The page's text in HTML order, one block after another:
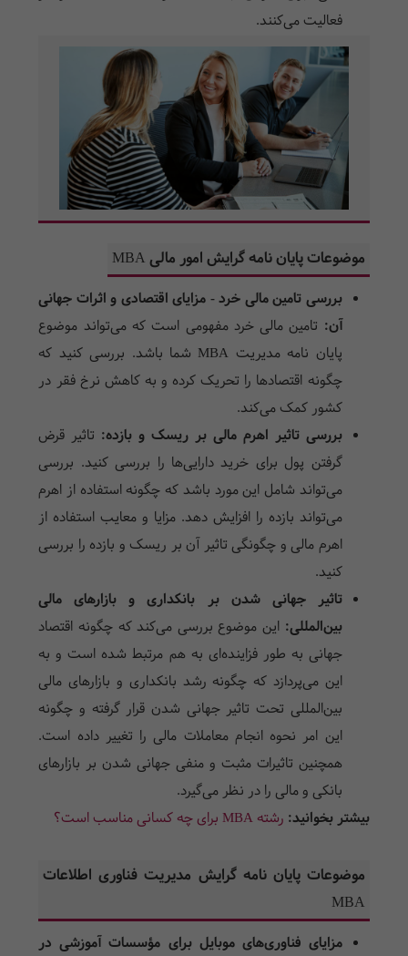
فعالیت می‌کنند.
موضوعات پایان نامه گرایش امور مالی MBA
بررسی تامین مالی خرد - مزایای اقتصادی و اثرات جهانی
آن: تامین مالی خرد مفهومی است که می‌تواند موضوع
پایان نامه مدیریت MBA
شما باشد. بررسی کنید که
چگونه اقتصادها را تحریک کرده و به کاهش نرخ فقر در
کشور کمک می‌کند.
بررسی تاثیر اهرم مالی بر ریسک و بازده: تاثیر قرض
گرفتن پول برای خرید دارایی‌ها را بررسی کنید. بررسی
می‌تواند شامل این مورد باشد که چگونه استفاده از اهرم
می‌تواند بازده را افزایش دهد. مزایا و معایب استفاده از
اهرم مالی و چگونگی تاثیر آن بر ریسک و بازده را بررسی
کنید.
تاثیر جهانی شدن بر بانکداری و بازارهای مالی
بین‌المللی: این موضوع بررسی می‌کند که چگونه اقتصاد
جهانی به طور فزاینده‌ای به هم مرتبط شده است و به
این می‌پردازد که چگونه رشد بانکداری و بازارهای مالی
بین‌المللی تحت تاثیر جهانی شدن قرار گرفته و چگونه
این امر نحوه انجام معاملات مالی را تغییر داده است.
همچنین تاثیرات مثبت و منفی جهانی شدن بر بازارهای
بانکی و مالی را در نظر می‌گیرد.
بیشتر بخوانید: رشته MBA برای چه کسانی مناسب است؟
موضوعات پایان نامه گرایش مدیریت فناوری اطلاعات
MBA
مزایای فناوری‌های موبایل برای مؤسسات آموزشی در